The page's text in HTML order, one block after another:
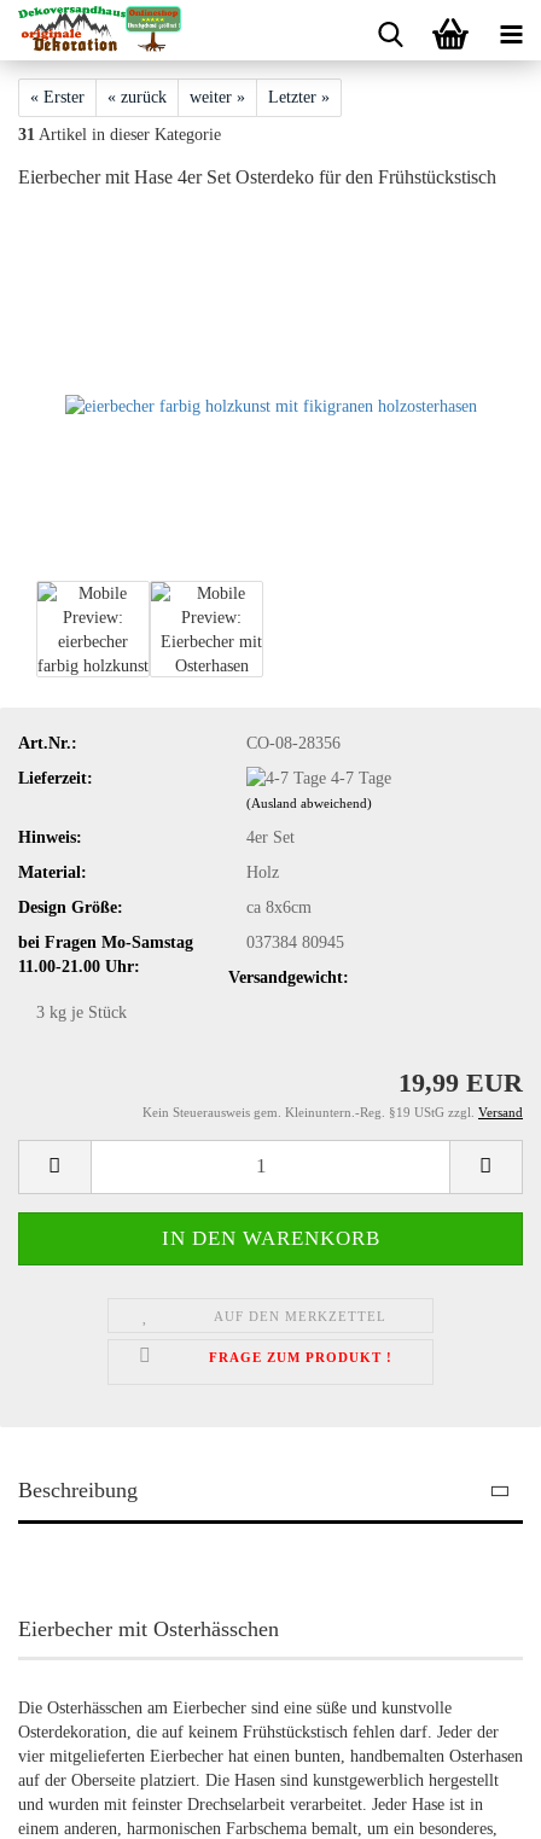
« Erster « zurück weiter » Letzter »
31 Artikel in dieser Kategorie
Eierbecher mit Hase 4er Set Osterdeko für den Frühstückstisch
Art.Nr.:
CO-08-28356
Lieferzeit:
4-7 Tage
(Ausland abweichend)
Hinweis:
4er Set
Material:
Holz
Design Größe:
ca 8x6cm
bei Fragen Mo-Samstag
11.00-21.00 Uhr:
037384 80945
Versandgewicht:
3 kg je Stück
19,99 EUR
Kein Steuerausweis gem. Kleinuntern.-Reg. §19 UStG zzgl. Versand
AUF DEN MERKZETTEL
FRAGE ZUM PRODUKT !
Beschreibung
Eierbecher mit Osterhässchen
Die Osterhässchen am Eierbecher sind eine süße und kunstvolle
Osterdekoration, die auf keinem Frühstückstisch fehlen darf. Jeder der
vier mitgelieferten Eierbecher hat einen bunten, handbemalten Osterhasen
auf der Oberseite platziert. Die Hasen sind kunstgewerblich hergestellt
und wurden mit feinster Drechselarbeit verarbeitet. Jeder Hase ist in
einem anderen, harmonischen Farbschema bemalt, um ein besonderes,